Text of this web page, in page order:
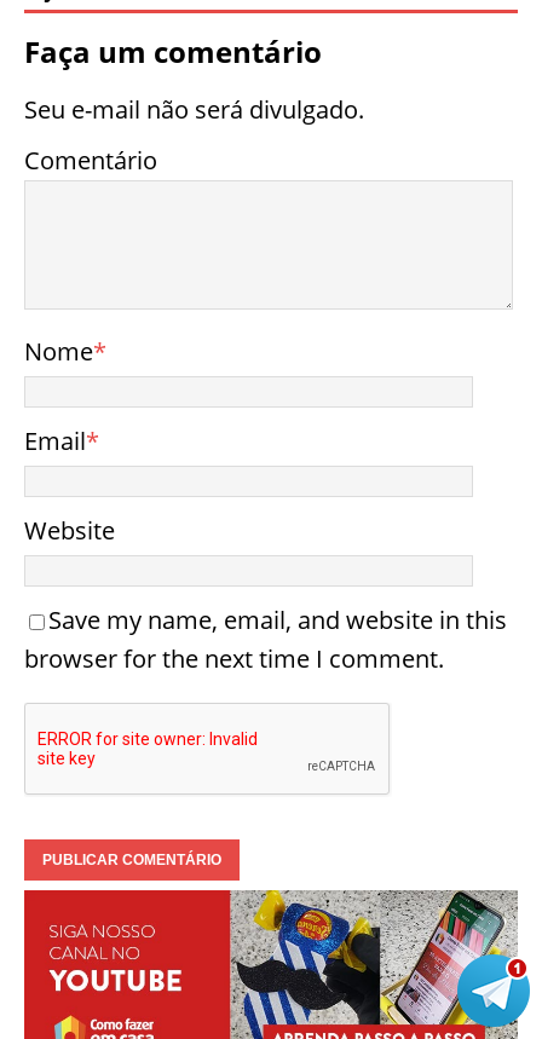
Faça um comentário
Seu e-mail não será divulgado.
Comentário
Nome*
Email*
Website
Save my name, email, and website in this
browser for the next time I comment.